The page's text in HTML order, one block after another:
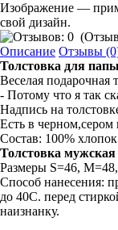
Изображение —
свой дизайн.
(
Описание Отзывы
Толстовка для папы
Веселая подарочная
- Потому что я так
Надпись на
Есть в черном,сером
Состав: 100% хлопок
Толстовка мужская
Размеры S=46,
Способ нанесения:
до 40С. перед
наизнанку.